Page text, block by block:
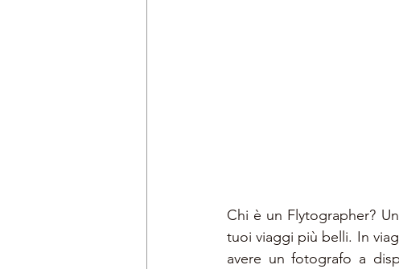
Chi è un Flytographer?
tuoi viaggi più belli. In
avere un fotografo a